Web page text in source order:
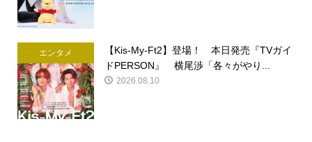
エンタメ
【Kis-My-Ft2】登場！ 本日発売『TVガイ
ドPERSON』 横尾渉「各々がやり...
2026.08.10